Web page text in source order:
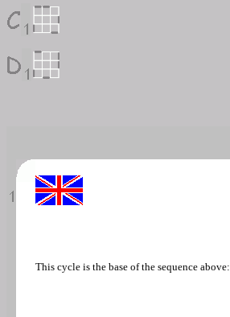
This cycle is the base of the sequence above: